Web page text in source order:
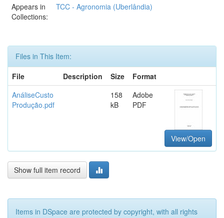
Appears in
Collections:
TCC - Agronomia (Uberlândia)
Files in This Item:
File
Description Size
Format
AnáliseCusto
Produção.pdf
158
kB
Adobe
PDF
View/Open
Show full item record
Items in DSpace are protected by copyright, with all rights